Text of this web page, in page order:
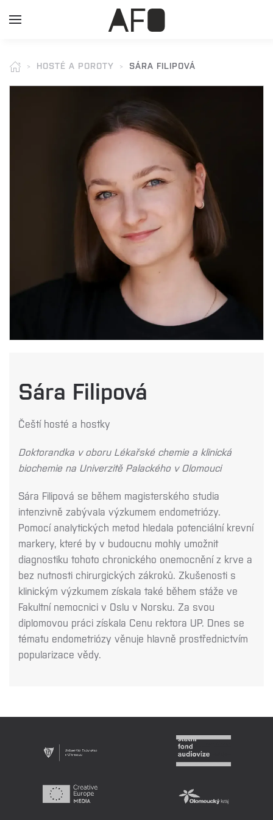
HOSTÉ A POROTY SÁRA FILIPOVÁ
Sára Filipová
Čeští hosté a hostky
Doktorandka v oboru Lékařské chemie a klinická
biochemie na Univerzitě Palackého v Olomouci
Sára Filipová se během magisterského studia
intenzivně zabývala výzkumem endometriózy.
Pomocí analytických metod hledala potenciální krevní
markery, které by v budoucnu mohly umožnit
diagnostiku tohoto chronického onemocnění z krve a
bez nutnosti chirurgických zákroků. Zkušenosti s
klinickým výzkumem získala také během stáže ve
Fakultní nemocnici v Oslu v Norsku. Za svou
diplomovou práci získala Cenu rektora UP. Dnes se
tématu endometriózy věnuje hlavně prostřednictvím
popularizace vědy.